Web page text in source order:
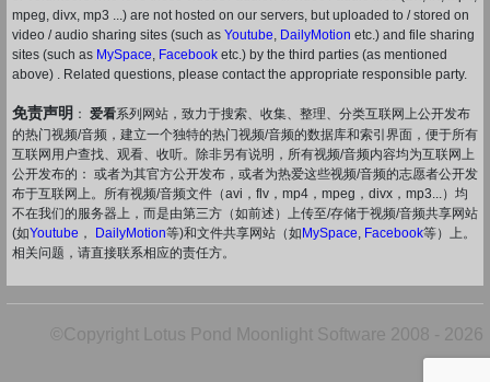
mpeg, divx, mp3 ...) are not hosted on our servers, but uploaded to / stored on
video / audio sharing sites (such as Youtube, DailyMotion etc.) and file sharing
sites (such as MySpace, Facebook etc.) by the third parties (as mentioned
above) . Related questions, please contact the appropriate responsible party.
免责声明 ： 爱看系列网站，致力于搜索、收集、整理、分类互联网上公开发布
的热门视频/音频，建立一个独特的热门视频/音频的数据库和索引界面，便于所有
互联网用户查找、观看、收听。除非另有说明，所有视频/音频内容均为互联网上
公开发布的： 或者为其官方公开发布，或者为热爱这些视频/音频的志愿者公开发
布于互联网上。所有视频/音频文件（avi，flv，mp4，mpeg，divx，mp3...）均
不在我们的服务器上，而是由第三方（如前述）上传至/存储于视频/音频共享网站
(如Youtube ， DailyMotion等)和文件共享网站（如 MySpace, Facebook等）上。
相关问题，请直接联系相应的责任方。
©Copyright Lotus Pond Moonlight Software 2008 - 2026